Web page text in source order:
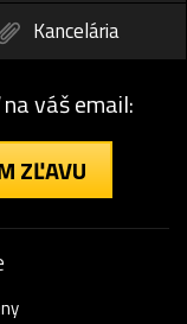
Kancelária
váš email:
ZĽAVU